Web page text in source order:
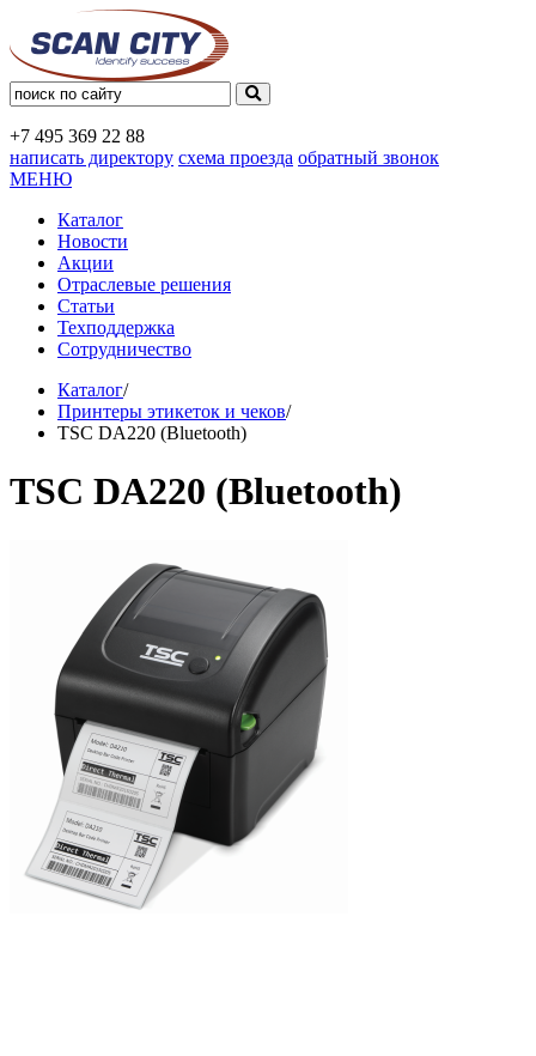
+7 495 369 22 88
написать директору схема проезда обратный звонок
МЕНЮ
Каталог
Новости
Акции
Отраслевые решения
Статьи
Техподдержка
Сотрудничество
Каталог/
Принтеры этикеток и чеков/
TSC DA220 (Bluetooth)
TSC DA220 (Bluetooth)